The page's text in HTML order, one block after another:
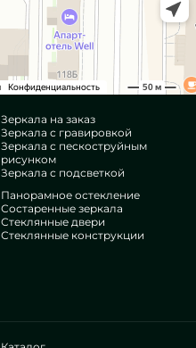
Зеркала на заказ
Зеркала с гравировкой
Зеркала с пескоструйным
рисунком
Зеркала с подсветкой
Панорамное остекление
Состаренные зеркала
Стеклянные двери
Стеклянные конструкции